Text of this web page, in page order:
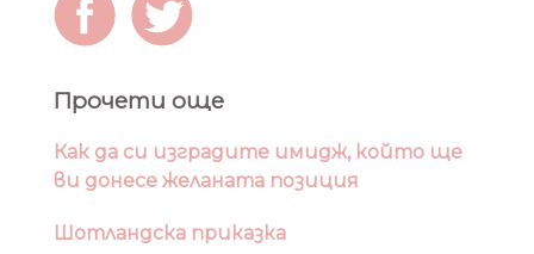
Прочети още
Как да си изградите имидж, който ще
ви донесе желаната позиция
Шотландска приказка